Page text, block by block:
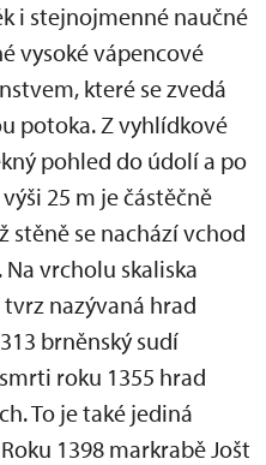
i stejnojmenné naučné
vysoké vápencové
které se zvedá
potoka. Z vyhlídkové
pohled do údolí a po
25 m je částěčně
stěně se nachází vchod
vrcholu skaliska
nazývaná hrad
brněnský sudí
roku 1355 hrad
To je také jediná
1398 markrabě Jošt